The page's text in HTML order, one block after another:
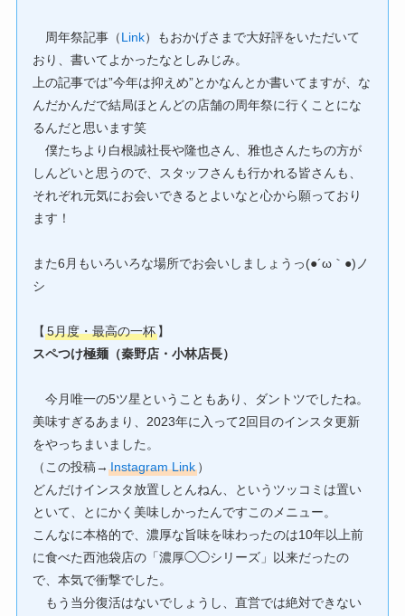
周年祭記事（Link）もおかげさまで大好評をいただいて
おり、書いてよかったなとしみじみ。
上の記事では”今年は抑えめ”とかなんとか書いてますが、な
んだかんだで結局ほとんどの店舗の周年祭に行くことにな
るんだと思います笑
僕たちより白根誠社長や隆也さん、雅也さんたちの方が
しんどいと思うので、スタッフさんも行かれる皆さんも、
それぞれ元気にお会いできるとよいなと心から願っており
ます！
また6月もいろいろな場所でお会いしましょうっ(●´ω｀●)ノ
シ
【5月度・最高の一杯 】
スペつけ極麺（秦野店・小林店長）
今月唯一の5ツ星ということもあり、ダントツでしたね。
美味すぎるあまり、2023年に入って2回目のインスタ更新
をやっちまいました。
（この投稿→Instagram Link ）
どんだけインスタ放置しとんねん、というツッコミは置い
といて、とにかく美味しかったんですこのメニュー。
こんなに本格的で、濃厚な旨味を味わったのは10年以上前
に食べた西池袋店の「濃厚◯◯シリーズ」以来だったの
で、本気で衝撃でした。
もう当分復活はないでしょうし、直営では絶対できない